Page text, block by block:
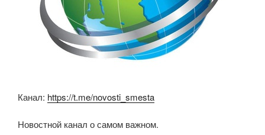
Канал: https://t.me/novosti_smesta
Новостной канал о самом важном.